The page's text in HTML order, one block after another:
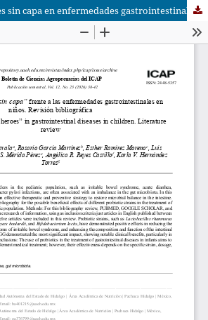
Probióticos: héroes sin capa en enfermedades gastrointestinales en niños.